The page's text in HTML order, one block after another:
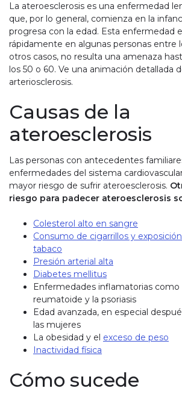
La ateroesclerosis es una enfermedad
que, por lo general, comienza en la
progresa con la edad. Esta enfermedad
rápidamente en algunas personas entre
otros casos, no resulta una amenaza
los 50 o 60. Ve una animación detallada
arteriosclerosis.
Causas de la
ateroesclerosis
Las personas con antecedentes
enfermedades del sistema
mayor riesgo de sufrir ateroesclerosis.
riesgo para padecer ateroesclerosis
Colesterol alto en sangre
Consumo de cigarrillos y
tabaco
Presión arterial alta
Diabetes mellitus
Enfermedades inflamatorias como
reumatoide y la psoriasis
Edad avanzada, en especial
las mujeres
La obesidad y el exceso de peso
Inactividad física
Cómo sucede